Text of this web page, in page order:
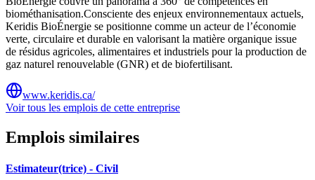
biométhanisation.Consciente des enjeux environnementaux actuels,
Keridis BioÉnergie se positionne comme un acteur de l’économie
verte, circulaire et durable en valorisant la matière organique issue
de résidus agricoles, alimentaires et industriels pour la production de
gaz naturel renouvelable (GNR) et de biofertilisant.
www.keridis.ca/
Voir tous les emplois de cette entreprise
Emplois similaires
Estimateur(trice) - Civil